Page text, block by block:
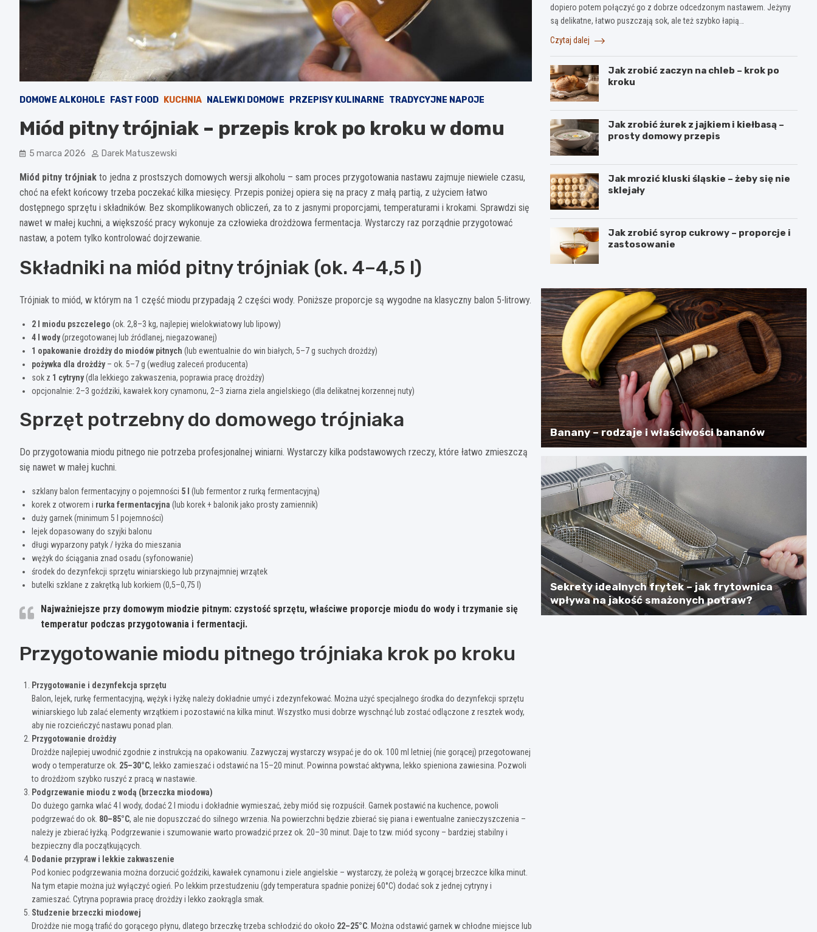
DOMOWE ALKOHOLE FAST FOOD KUCHNIA NALEWKI DOMOWE PRZEPISY KULINARNE TRADYCYJNE NAPOJE
Miód pitny trójniak – przepis krok po kroku w domu
5 marca 2026 Darek Matuszewski
Miód pitny trójniak to jedna z prostszych domowych wersji alkoholu – sam proces przygotowania nastawu zajmuje niewiele czasu,
choć na efekt końcowy trzeba poczekać kilka miesięcy. Przepis poniżej opiera się na pracy z małą partią, z użyciem łatwo
dostępnego sprzętu i składników. Bez skomplikowanych obliczeń, za to z jasnymi proporcjami, temperaturami i krokami. Sprawdzi się
nawet w małej kuchni, a większość pracy wykonuje za człowieka drożdżowa fermentacja. Wystarczy raz porządnie przygotować
nastaw, a potem tylko kontrolować dojrzewanie.
Składniki na miód pitny trójniak (ok. 4–4,5 l)
Trójniak to miód, w którym na 1 część miodu przypadają 2 części wody. Poniższe proporcje są wygodne na klasyczny balon 5-litrowy.
2 l miodu pszczelego (ok. 2,8–3 kg, najlepiej wielokwiatowy lub lipowy)
4 l wody(przegotowanej lub źródlanej, niegazowanej)
1 opakowanie drożdży do miodów pitnych (lub ewentualnie do win białych, 5–7 g suchych drożdży)
pożywka dla drożdży– ok. 5–7 g (według zaleceń producenta)
sok z 1 cytryny(dla lekkiego zakwaszenia, poprawia pracę drożdży)
opcjonalnie: 2–3 goździki, kawałek kory cynamonu, 2–3 ziarna ziela angielskiego (dla delikatnej korzennej nuty)
Sprzęt potrzebny do domowego trójniaka
Do przygotowania miodu pitnego nie potrzeba profesjonalnej winiarni. Wystarczy kilka podstawowych rzeczy, które łatwo zmieszczą
się nawet w małej kuchni.
szklany balon fermentacyjny o pojemności 5 l
(lub fermentor z rurką fermentacyjną)
korek z otworem i rurka fermentacyjna (lub korek + balonik jako prosty zamiennik)
duży garnek (minimum 5 l pojemności)
lejek dopasowany do szyjki balonu
długi wyparzony patyk / łyżka do mieszania
wężyk do ściągania znad osadu (syfonowanie)
środek do dezynfekcji sprzętu winiarskiego lub przynajmniej wrzątek
butelki szklane z zakrętką lub korkiem (0,5–0,75 l)
Najważniejsze przy domowym miodzie pitnym: czystość sprzętu, właściwe proporcje miodu do wody i trzymanie się
temperatur podczas przygotowania i fermentacji.
Przygotowanie miodu pitnego trójniaka krok po kroku
Przygotowanie i dezynfekcja sprzętu
Balon, lejek, rurkę fermentacyjną, wężyk i łyżkę należy dokładnie umyć i zdezynfekować. Można użyć specjalnego środka do dezynfekcji sprzętu
winiarskiego lub zalać elementy wrzątkiem i pozostawić na kilka minut. Wszystko musi dobrze wyschnąć lub zostać odlączone z resztek wody,
aby nie rozcieńczyć nastawu ponad plan.
Przygotowanie drożdży
Drożdże najlepiej uwodnić zgodnie z instrukcją na opakowaniu. Zazwyczaj wystarczy wsypać je do ok. 100 ml letniej (nie gorącej) przegotowanej
wody o temperaturze ok. 25–30°C, lekko zamieszać i odstawić na 15–20 minut. Powinna powstać aktywna, lekko spieniona zawiesina. Pozwoli
to drożdżom szybko ruszyć z pracą w nastawie.
Podgrzewanie miodu z wodą (brzeczka miodowa)
Do dużego garnka wlać 4 l wody, dodać 2 l miodu i dokładnie wymieszać, żeby miód się rozpuścił. Garnek postawić na kuchence, powoli
podgrzewać do ok. 80–85°C, ale nie dopuszczać do silnego wrzenia. Na powierzchni będzie zbierać się piana i ewentualne zanieczyszczenia –
należy je zbierać łyżką. Podgrzewanie i szumowanie warto prowadzić przez ok. 20–30 minut. Daje to tzw. miód sycony – bardziej stabilny i
bezpieczny dla początkujących.
Dodanie przypraw i lekkie zakwaszenie
Pod koniec podgrzewania można dorzucić goździki, kawałek cynamonu i ziele angielskie – wystarczy, że poleżą w gorącej brzeczce kilka minut.
Na tym etapie można już wyłączyć ogień. Po lekkim przestudzeniu (gdy temperatura spadnie poniżej 60°C) dodać sok z jednej cytryny i
zamieszać. Cytryna poprawia pracę drożdży i lekko zaokrągla smak.
Studzenie brzeczki miodowej
Drożdże nie mogą trafić do gorącego płynu, dlatego brzeczkę trzeba schłodzić do około 22–25°C. Można odstawić garnek w chłodne miejsce lub
dopiero potem połączyć go z dobrze odcedzonym nastawem. Jeżyny
są delikatne, łatwo puszczają sok, ale też szybko łapią…
Czytaj dalej
Jak zrobić zaczyn na chleb – krok po
kroku
Jak zrobić żurek z jajkiem i kiełbasą –
prosty domowy przepis
Jak mrozić kluski śląskie – żeby się nie
sklejały
Jak zrobić syrop cukrowy – proporcje i
zastosowanie
Banany – rodzaje i właściwości bananów
Sekrety idealnych frytek – jak frytownica
wpływa na jakość smażonych potraw?